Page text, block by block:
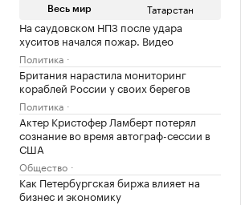
Весь мир Татарстан
На саудовском НПЗ после удара
хуситов начался пожар. Видео
Политика
Британия нарастила мониторинг
кораблей России у своих берегов
Политика
Актер Кристофер Ламберт потерял
сознание во время автограф-сессии в
США
Общество
Как Петербургская биржа влияет на
бизнес и экономику